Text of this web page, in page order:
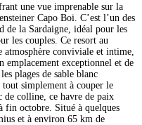
une vue imprenable sur la
Capo Boi. C’est l’un des
de la Sardaigne, idéal pour les
les couples. Ce resort au
atmosphère conviviale et intime,
emplacement exceptionnel et de
plages de sable blanc
simplement à couper le
de colline, ce havre de paix
fin octobre. Situé à quelques
et à environ 65 km de